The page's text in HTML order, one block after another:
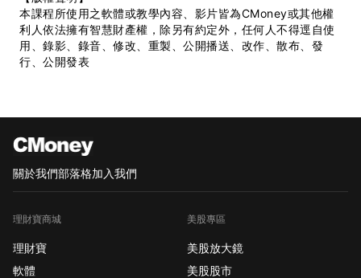
本課程所使用之軟體或教學內容、影片皆為CMoney或其他權
利人依法擁有智慧財產權，除另有約定外，任何人不得逕自使
用、錄影、錄音、修改、重製、公開播送、改作、散布、發
行、公開發表
關於我們部落格加入我們
理財寶商城
理財寶
軟體
美股專區
美股放大鏡
美股股市